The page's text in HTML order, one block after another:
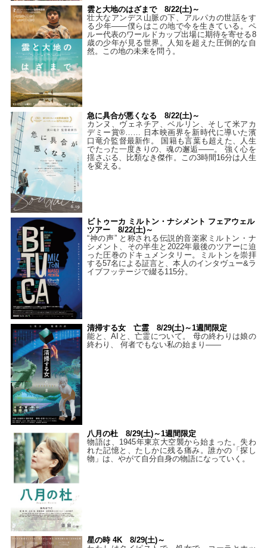
雲と大地のはざまで 8/22(土)～
壮大なアンデス山脈の下、アルパカの世話をす
る少年――僕らはこの地で今を生きている。ペ
ルー代表のワールドカップ出場に期待を寄せる8
歳の少年が見る世界。人知を超えた圧倒的な自
然。この地の未来を問う。
急に具合が悪くなる 8/22(土)～
カンヌ、ヴェネチア、ベルリン、そして米アカ
デミー賞®…… 日本映画界を新時代に導いた濱
口竜介監督最新作。 国籍も言葉も超えた、人生
でたった一度きりの、魂の邂逅――。 強く心を
揺さぶる、比類なき傑作。この3時間16分は人生
を変える。
ビトゥーカ ミルトン・ナシメント フェアウェル
ツアー 8/22(土)～
“神の声” と称される伝説的音楽家ミルトン・ナ
シメント、その半生と2022年最後のツアーに迫
った圧巻のドキュメンタリー。ミルトンを崇拝
する57名による証言と、本人のインタヴュー&ラ
イブフッテージで綴る115分。
清掃する女 亡霊 8/29(土)～1週間限定
能と、AIと、亡霊について。 母の終わりは娘の
終わり、 何者でもない私の始まり――
八月の杜 8/29(土)～1週間限定
物語は、1945年東京大空襲から始まった。失わ
れた記憶と、たしかに残る痛み。誰かの「探し
物」は、やがて自分自身の物語になっていく。
星の時 4K 8/29(土)～